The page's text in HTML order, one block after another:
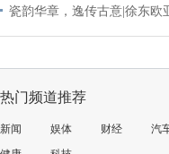
瓷韵华章，逸传古意|徐东欧
热门频道推荐
新闻 娱体 财经
汽